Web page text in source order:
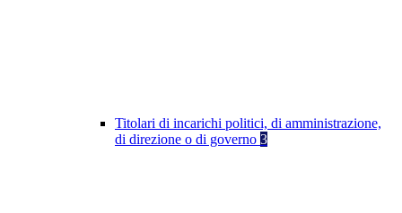
Titolari di incarichi politici, di amministrazione,
di direzione o di governo 3